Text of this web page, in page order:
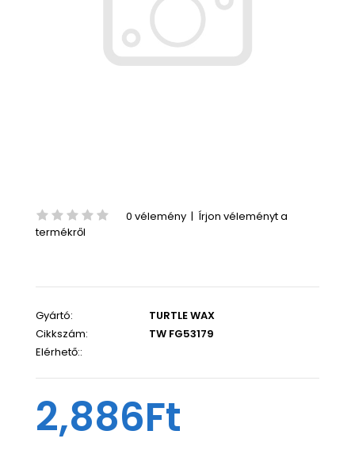
0 vélemény | Írjon véleményt a
termékről
Gyártó:
TURTLE WAX
Cikkszám:
TW FG53179
Elérhető::
2,886Ft